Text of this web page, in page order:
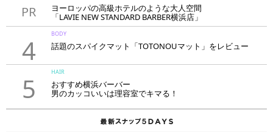
PR
ヨーロッパの高級ホテルのような大人空間
「LAVIE NEW STANDARD BARBER横浜店」
4
BODY
話題のスパイクマット「TOTONOUマット」をレビュー
5
HAIR
おすすめ横浜バーバー
男のカッコいいは理容室でキマる！